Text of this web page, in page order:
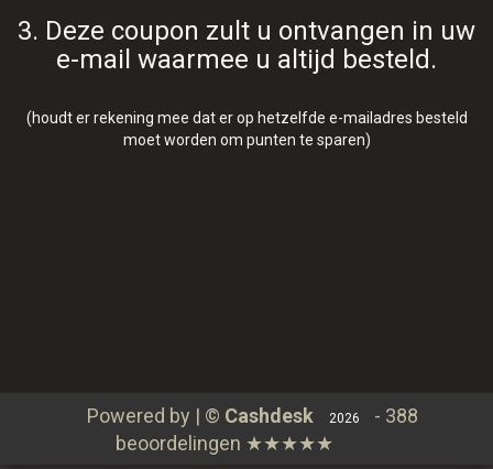
Contact
Login
Bestellen
3. Deze coupon zult u ontvangen in uw
e-mail waarmee u altijd besteld.
(houdt er rekening mee dat er op hetzelfde e-mailadres besteld
moet worden om punten te sparen)
Powered by | © Cashdesk 2026 - 388
beoordelingen ★★★★★